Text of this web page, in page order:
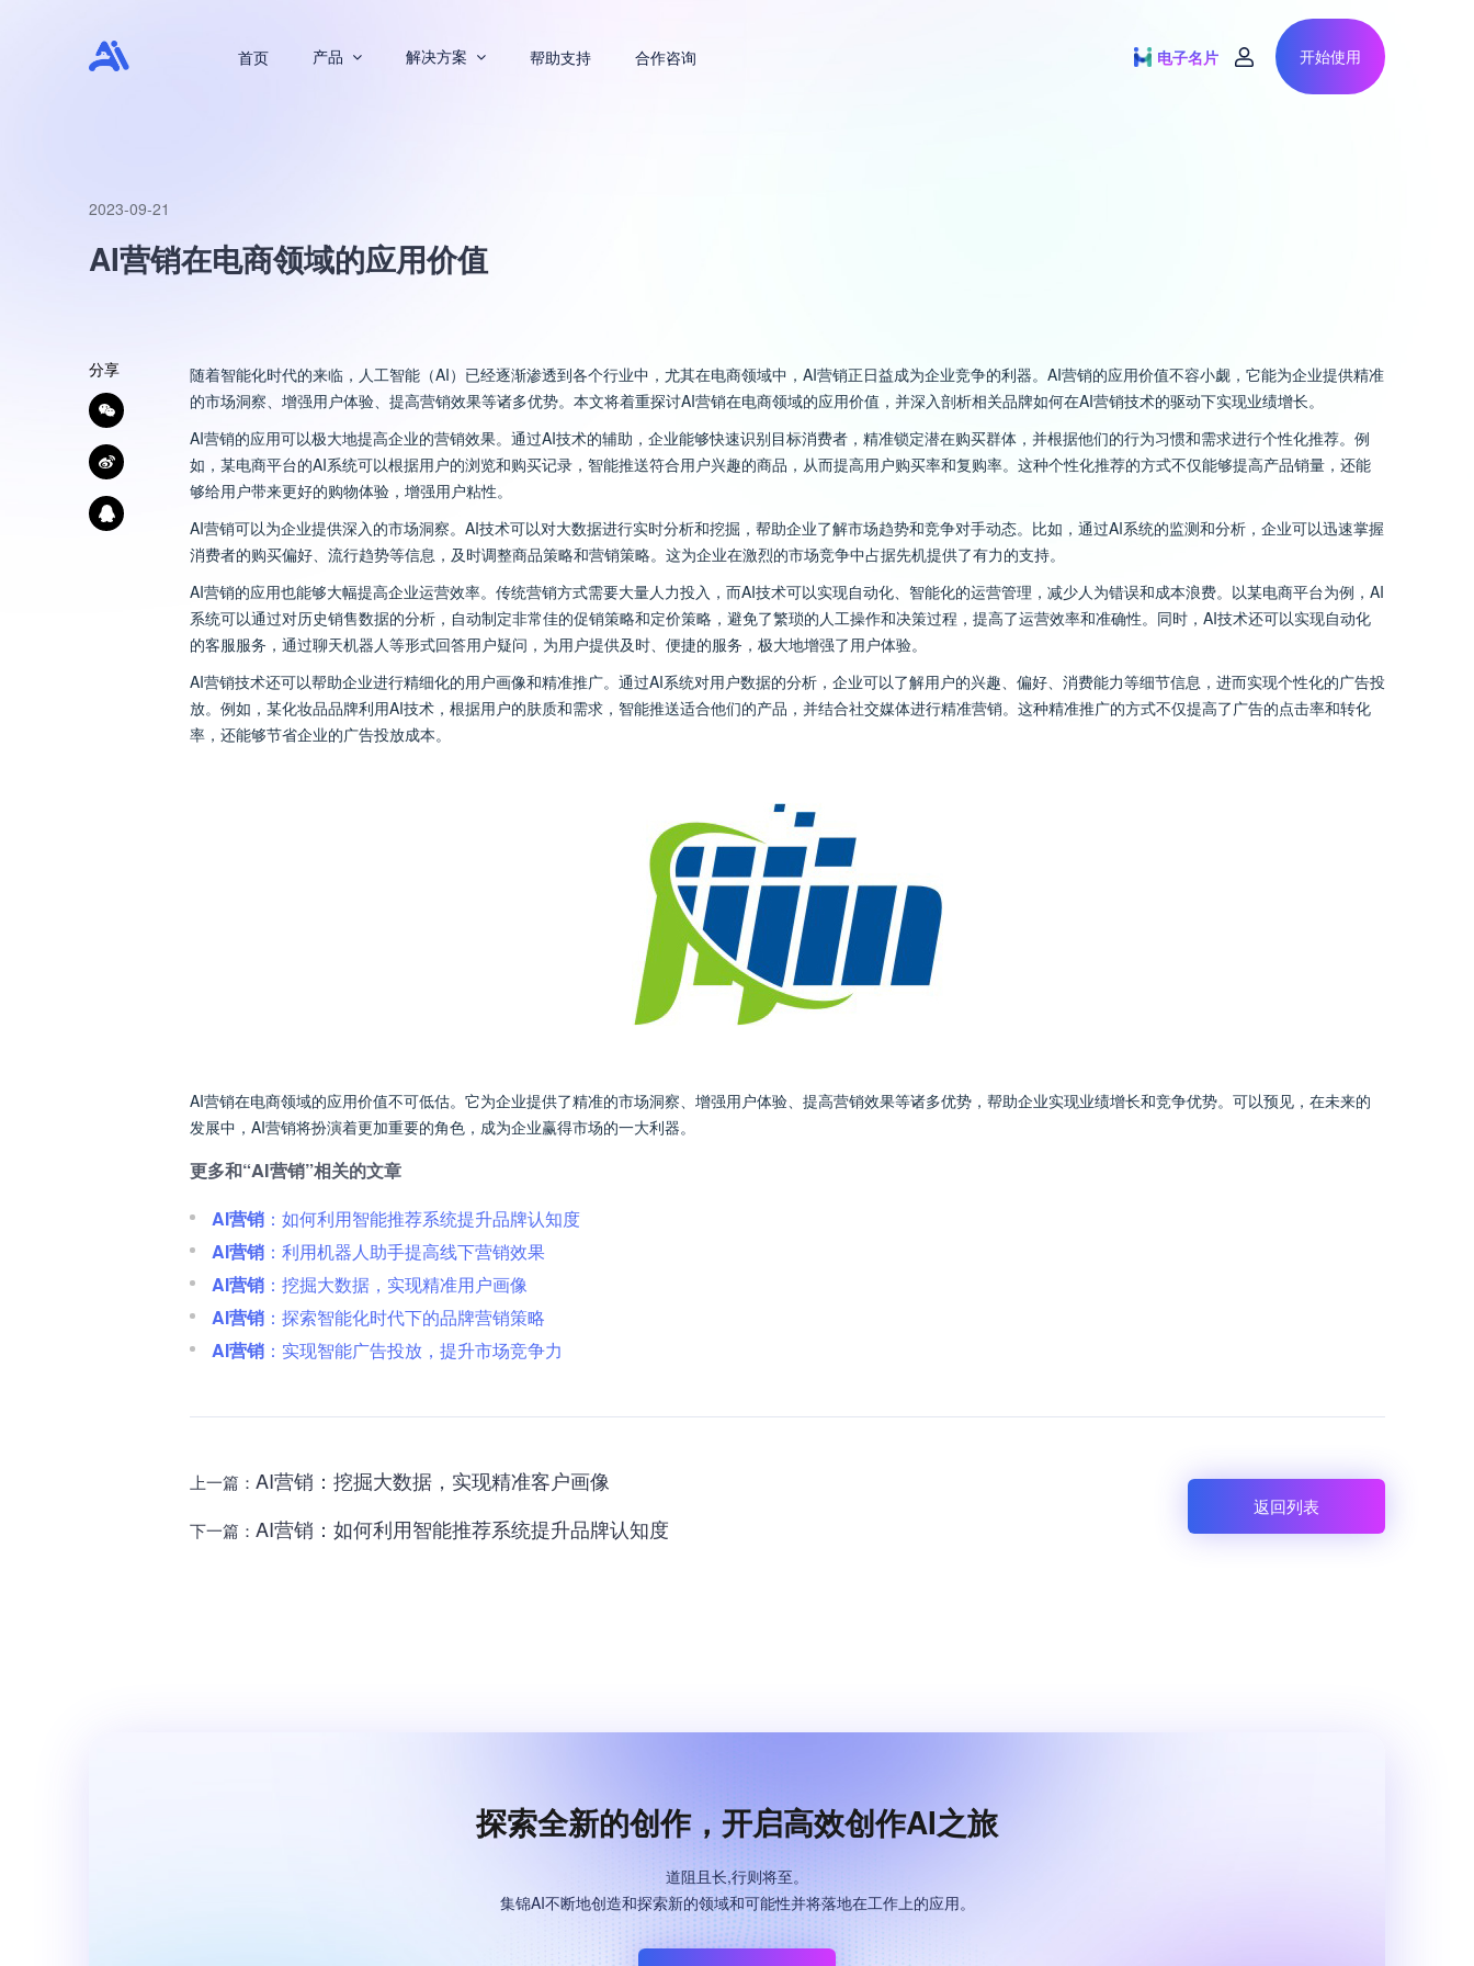
首页 产品 解决方案 帮助支持 合作咨询 电子名片 开始使用
2023-09-21
AI营销在电商领域的应用价值
分享
随着智能化时代的来临，人工智能（AI）已经逐渐渗透到各个行业中，尤其在电商领域中，AI营销正日益成为企业竞争的利器。AI营销的应用价值不容小觑，它能为企业提供精准
的市场洞察、增强用户体验、提高营销效果等诸多优势。本文将着重探讨AI营销在电商领域的应用价值，并深入剖析相关品牌如何在AI营销技术的驱动下实现业绩增长。
AI营销的应用可以极大地提高企业的营销效果。通过AI技术的辅助，企业能够快速识别目标消费者，精准锁定潜在购买群体，并根据他们的行为习惯和需求进行个性化推荐。例
如，某电商平台的AI系统可以根据用户的浏览和购买记录，智能推送符合用户兴趣的商品，从而提高用户购买率和复购率。这种个性化推荐的方式不仅能够提高产品销量，还能
够给用户带来更好的购物体验，增强用户粘性。
AI营销可以为企业提供深入的市场洞察。AI技术可以对大数据进行实时分析和挖掘，帮助企业了解市场趋势和竞争对手动态。比如，通过AI系统的监测和分析，企业可以迅速掌握
消费者的购买偏好、流行趋势等信息，及时调整商品策略和营销策略。这为企业在激烈的市场竞争中占据先机提供了有力的支持。
AI营销的应用也能够大幅提高企业运营效率。传统营销方式需要大量人力投入，而AI技术可以实现自动化、智能化的运营管理，减少人为错误和成本浪费。以某电商平台为例，AI
系统可以通过对历史销售数据的分析，自动制定非常佳的促销策略和定价策略，避免了繁琐的人工操作和决策过程，提高了运营效率和准确性。同时，AI技术还可以实现自动化
的客服服务，通过聊天机器人等形式回答用户疑问，为用户提供及时、便捷的服务，极大地增强了用户体验。
AI营销技术还可以帮助企业进行精细化的用户画像和精准推广。通过AI系统对用户数据的分析，企业可以了解用户的兴趣、偏好、消费能力等细节信息，进而实现个性化的广告投
放。例如，某化妆品品牌利用AI技术，根据用户的肤质和需求，智能推送适合他们的产品，并结合社交媒体进行精准营销。这种精准推广的方式不仅提高了广告的点击率和转化
率，还能够节省企业的广告投放成本。
AI营销在电商领域的应用价值不可低估。它为企业提供了精准的市场洞察、增强用户体验、提高营销效果等诸多优势，帮助企业实现业绩增长和竞争优势。可以预见，在未来的
发展中，AI营销将扮演着更加重要的角色，成为企业赢得市场的一大利器。
更多和“AI营销”相关的文章
AI营销：如何利用智能推荐系统提升品牌认知度
AI营销：利用机器人助手提高线下营销效果
AI营销：挖掘大数据，实现精准用户画像
AI营销：探索智能化时代下的品牌营销策略
AI营销：实现智能广告投放，提升市场竞争力
上一篇： AI营销：挖掘大数据，实现精准客户画像
下一篇： AI营销：如何利用智能推荐系统提升品牌认知度
返回列表
探索全新的创作，开启高效创作AI之旅
道阻且长,行则将至。
集锦AI不断地创造和探索新的领域和可能性并将落地在工作上的应用。